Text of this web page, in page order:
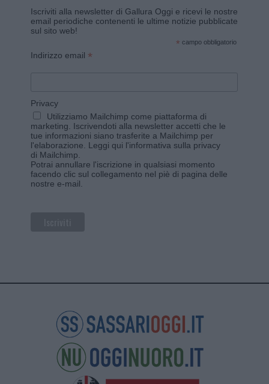
Iscriviti alla newsletter di Gallura Oggi e ricevi le nostre
email periodiche contenenti le ultime notizie pubblicate
sul sito web!
* campo obbligatorio
Indirizzo email *
Privacy
Utilizziamo Mailchimp come piattaforma di
marketing. Iscrivendoti alla newsletter accetti che le
tue informazioni siano trasferite a Mailchimp per
l'elaborazione. Leggi qui l'informativa sulla privacy
di Mailchimp
Potrai annullare l'iscrizione in qualsiasi momento
facendo clic sul collegamento nel piè di pagina delle
nostre e-mail.